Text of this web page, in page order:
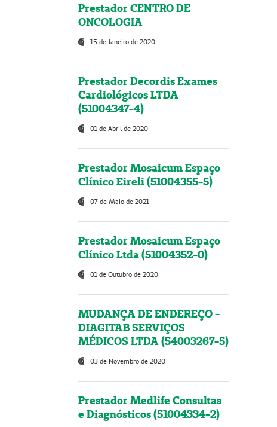
Prestador CENTRO DE
ONCOLOGIA
15 de Janeiro de 2020
Prestador Decordis Exames
Cardiológicos LTDA
(51004347-4)
01 de Abril de 2020
Prestador Mosaicum Espaço
Clínico Eireli (51004355-5)
07 de Maio de 2021
Prestador Mosaicum Espaço
Clínico Ltda (51004352-0)
01 de Outubro de 2020
MUDANÇA DE ENDEREÇO -
DIAGITAB SERVIÇOS
MÉDICOS LTDA (54003267-5)
03 de Novembro de 2020
Prestador Medlife Consultas
e Diagnósticos (51004334-2)